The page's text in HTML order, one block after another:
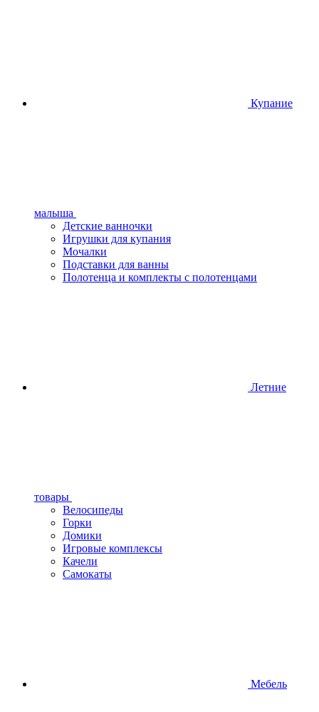
Купание
малыша
Детские ванночки
Игрушки для купания
Мочалки
Подставки для ванны
Полотенца и комплекты с полотенцами
Летние
товары
Велосипеды
Горки
Домики
Игровые комплексы
Качели
Самокаты
Мебель